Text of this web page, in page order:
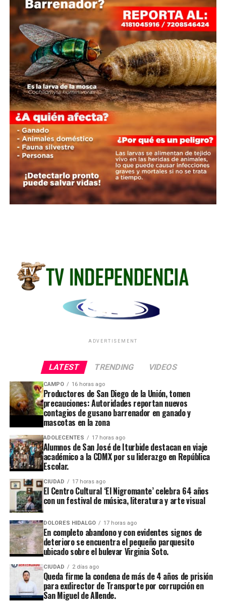
ADVERTISEMENT
LATEST TRENDING VIDEOS
CAMPO 16 horas ago
Productores de San Diego de la Unión, tomen
precauciones: Autoridades reportan nuevos
contagios de gusano barrenador en ganado y
mascotas en la zona
ADOLECENTES 17 horas ago
Alumnos de San José de Iturbide destacan en viaje
académico a la CDMX por su liderazgo en República
Escolar.
CIUDAD 17 horas ago
El Centro Cultural ‘El Nigromante’ celebra 64 años
con un festival de música, literatura y arte visual
DOLORES HIDALGO 17 horas ago
En completo abandono y con evidentes signos de
deterioro se encuentra el pequeño parquesito
ubicado sobre el bulevar Virginia Soto.
CIUDAD 2 días ago
Queda firme la condena de más de 4 años de prisión
para exdirector de Transporte por corrupción en
San Miguel de Allende.